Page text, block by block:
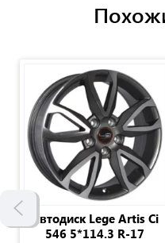
Автодиск Lege Artis Сi
546 5*114.3 R-17